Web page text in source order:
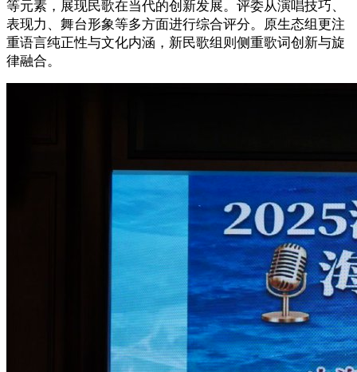
等元素，展现民歌在当代的创新发展。评委从演唱技巧、
表现力、舞台形象等多方面进行综合评分。原生态组更注
重语言纯正性与文化内涵，新民歌组则侧重歌词创新与旋
律融合。